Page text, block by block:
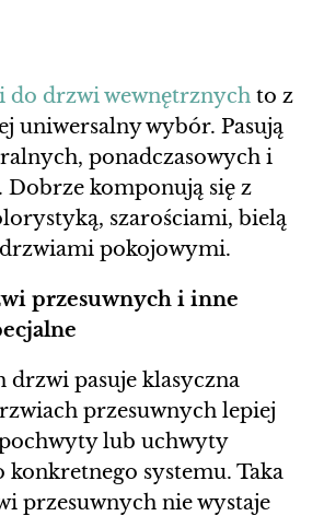
do drzwi wewnętrznych to z
uniwersalny wybór. Pasują
ponadczasowych i
Dobrze komponują się z
szarościami, bielą
pokojowymi.
przesuwnych i inne
drzwi pasuje klasyczna
przesuwnych lepiej
pochwyty lub uchwyty
konkretnego systemu. Taka
przesuwnych nie wystaje